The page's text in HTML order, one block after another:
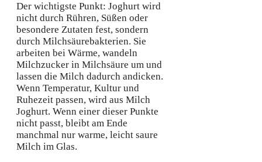
Der wichtigste Punkt: Joghurt wird
nicht durch Rühren, Süßen oder
besondere Zutaten fest, sondern
durch Milchsäurebakterien. Sie
arbeiten bei Wärme, wandeln
Milchzucker in Milchsäure um und
lassen die Milch dadurch andicken.
Wenn Temperatur, Kultur und
Ruhezeit passen, wird aus Milch
Joghurt. Wenn einer dieser Punkte
nicht passt, bleibt am Ende
manchmal nur warme, leicht saure
Milch im Glas.